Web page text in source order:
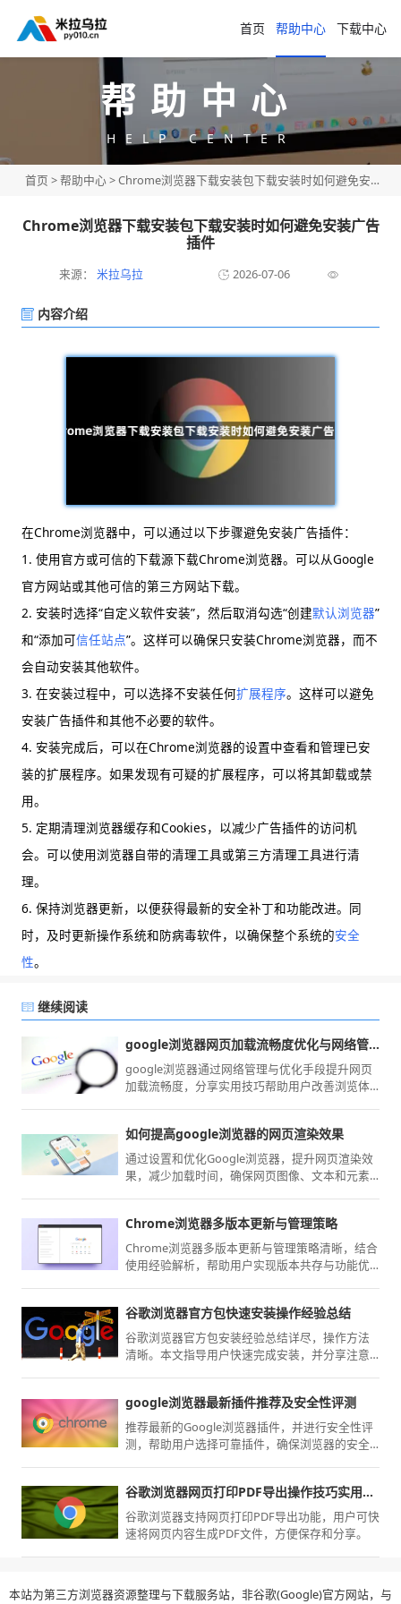
首页 帮助中心 下载中心
帮助中心
HELP CENTER
首页 >帮助中心> Chrome浏览器下载安装包下载安装时如何避免安装广告插件
Chrome浏览器下载安装包下载安装时如何避免安装广告
插件
来源： 米拉乌拉 2026-07-06
内容介绍
在Chrome浏览器中，可以通过以下步骤避免安装广告插件：
1. 使用官方或可信的下载源下载Chrome浏览器。可以从Google
官方网站或其他可信的第三方网站下载。
2. 安装时选择“自定义软件安装”，然后取消勾选“创建默认浏览器”
和“添加可信任站点”。这样可以确保只安装Chrome浏览器，而不
会自动安装其他软件。
3. 在安装过程中，可以选择不安装任何扩展程序。这样可以避免
安装广告插件和其他不必要的软件。
4. 安装完成后，可以在Chrome浏览器的设置中查看和管理已安
装的扩展程序。如果发现有可疑的扩展程序，可以将其卸载或禁
用。
5. 定期清理浏览器缓存和Cookies，以减少广告插件的访问机
会。可以使用浏览器自带的清理工具或第三方清理工具进行清
理。
6. 保持浏览器更新，以便获得最新的安全补丁和功能改进。同
时，及时更新操作系统和防病毒软件，以确保整个系统的安全
性。
继续阅读
google浏览器网页加载流畅度优化与网络管理技巧
google浏览器通过网络管理与优化手段提升网页
加载流畅度，分享实用技巧帮助用户改善浏览体
如何提高google浏览器的网页渲染效果
通过设置和优化Google浏览器，提升网页渲染效
果，减少加载时间，确保网页图像、文本和元素
Chrome浏览器多版本更新与管理策略
Chrome浏览器多版本更新与管理策略清晰，结合
使用经验解析，帮助用户实现版本共存与功能优
谷歌浏览器官方包快速安装操作经验总结
谷歌浏览器官方包安装经验总结详尽，操作方法
清晰。本文指导用户快速完成安装，并分享注意
google浏览器最新插件推荐及安全性评测
推荐最新的Google浏览器插件，并进行安全性评
测，帮助用户选择可靠插件，确保浏览器的安全
谷歌浏览器网页打印PDF导出操作技巧实用教程
谷歌浏览器支持网页打印PDF导出功能，用户可快
速将网页内容生成PDF文件，方便保存和分享。
本站为第三方浏览器资源整理与下载服务站，非谷歌(Google)官方网站，与